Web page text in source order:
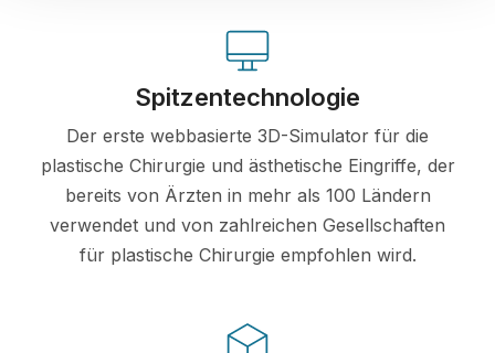
Spitzentechnologie
Der erste webbasierte 3D-Simulator für die
plastische Chirurgie und ästhetische Eingriffe, der
bereits von Ärzten in mehr als 100 Ländern
verwendet und von zahlreichen Gesellschaften
für plastische Chirurgie empfohlen wird.